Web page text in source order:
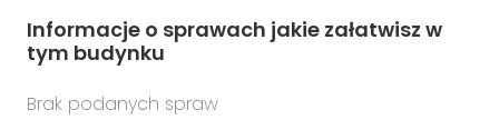
Informacje o sprawach jakie załatwisz w
tym budynku
Brak podanych spraw